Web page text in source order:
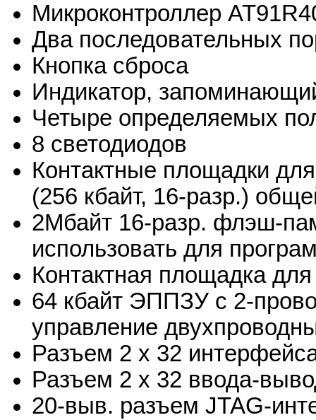
Микроконтроллер
Два последовательных
Кнопка сброса
Индикатор,
Четыре определяемых
8 светодиодов
Контактные площадки
(256 кбайт, 16-разр.)
2Мбайт 16-разр. флэш-
использовать для
Контактная площадка
64 кбайт ЭППЗУ с 2-
управление
Разъем 2 x 32
Разъем 2 x 32 ввода-
20-выв. разъем JTAG-